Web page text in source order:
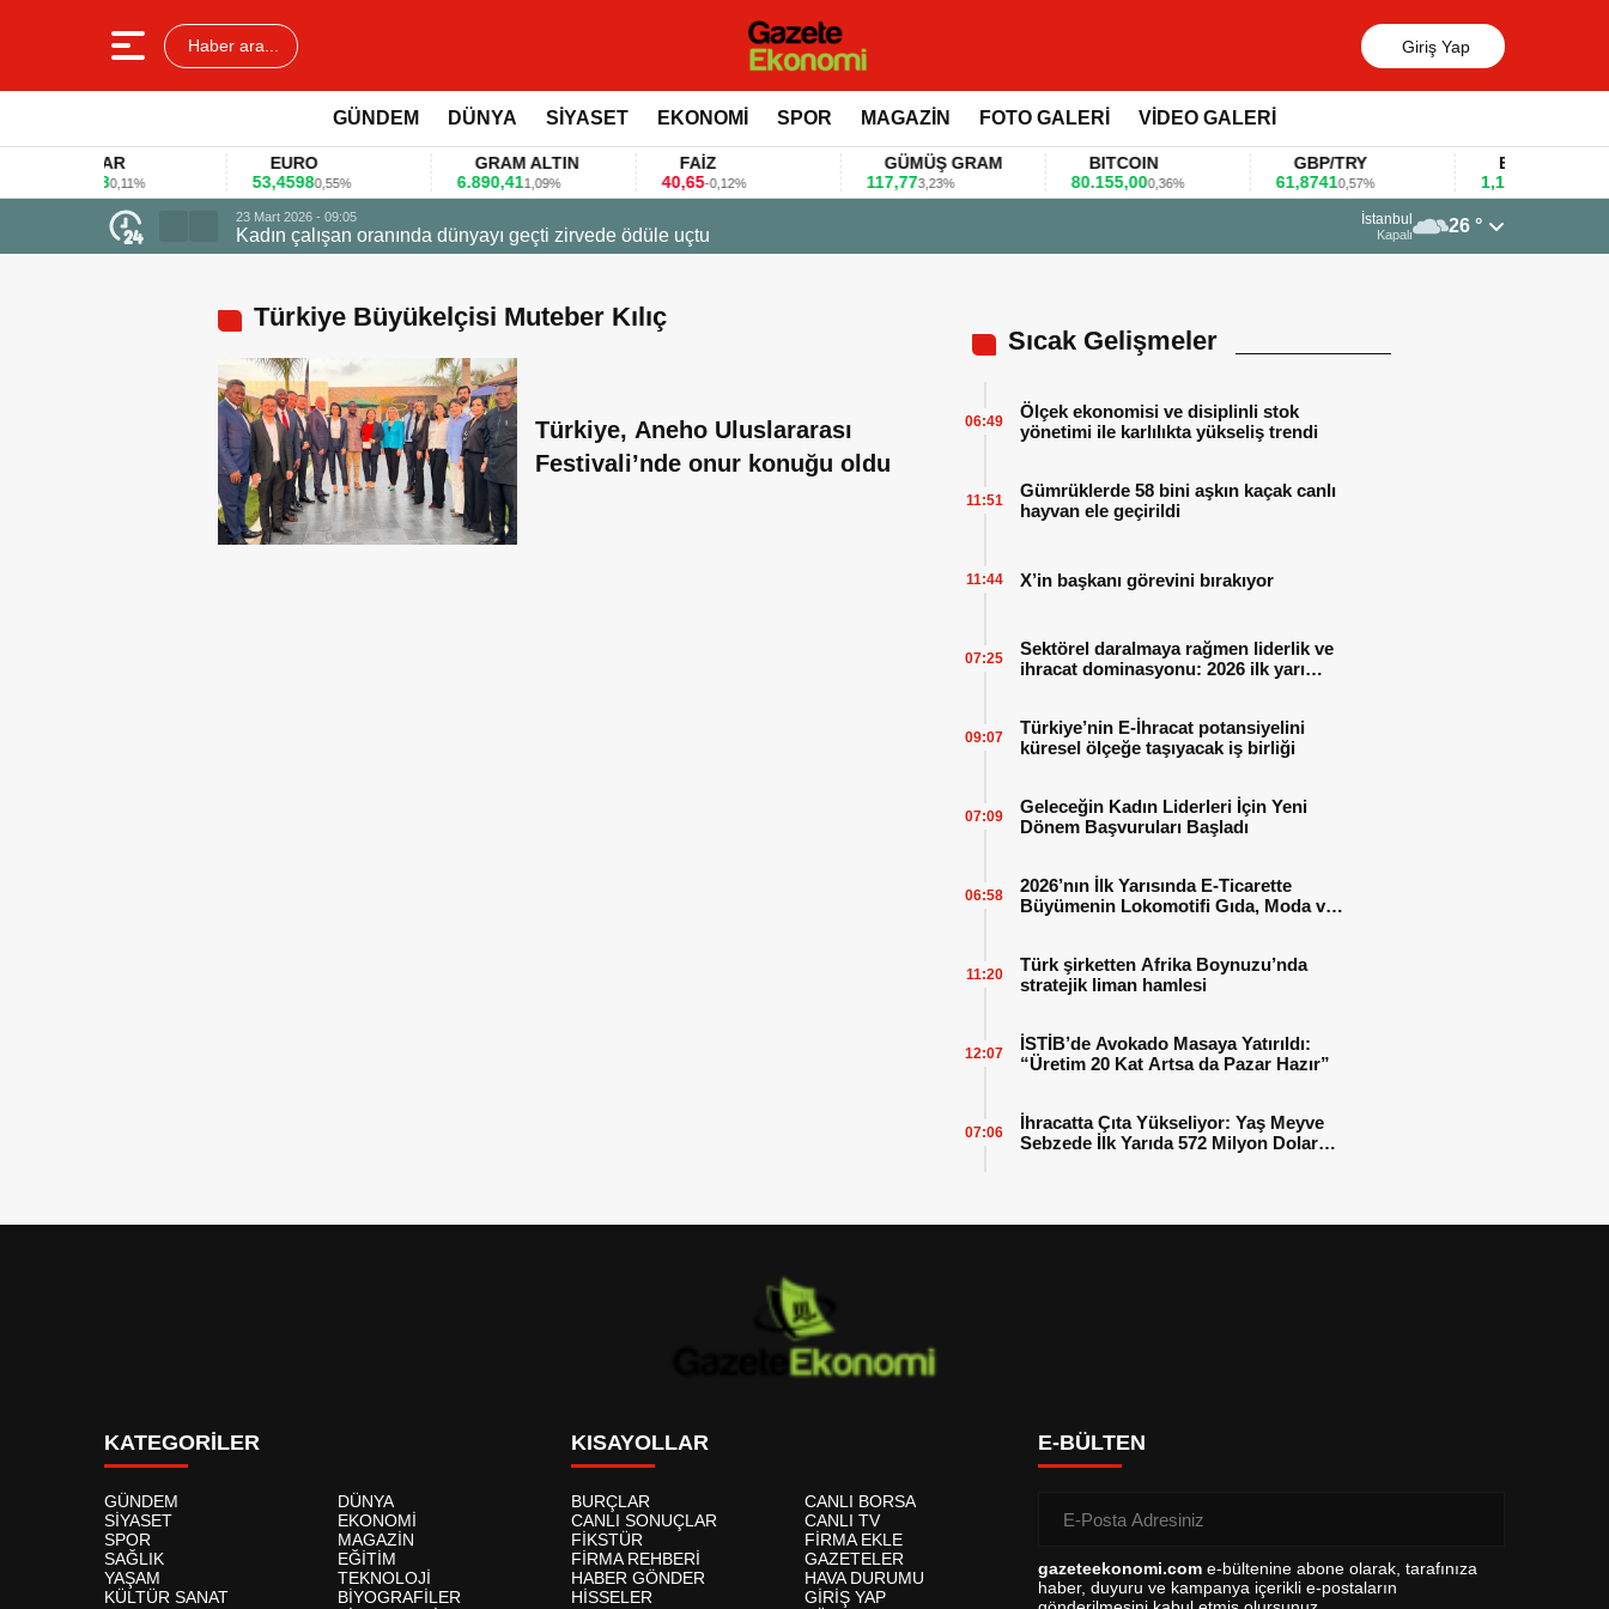
Haber ara... Giriş Yap
GÜNDEM DÜNYA SİYASET EKONOMİ SPOR MAGAZİN FOTO GALERİ VİDEO GALERİ
EURO
53,45980,55%
GRAM ALTIN
6.890,411,09%
40,65-0,12%
GÜMÜŞ GRAM
117,773,23%
BITCOIN
80.155,000,36%
GBP/TRY
61,87410,57%
EUR/USD
1,17810,47%
Firmalar gıda fuarlarını bu anket ile değerlendirdi
13 Mart 2026 - 06:55
Huawei
İstanbul
Kapalı 26 °
Türkiye Büyükelçisi Muteber Kılıç
Türkiye, Aneho Uluslararası
Festivali’nde onur konuğu oldu
Sıcak Gelişmeler
Ölçek ekonomisi ve disiplinli stok
yönetimi ile karlılıkta yükseliş trendi
06:49
Gümrüklerde 58 bini aşkın kaçak canlı
hayvan ele geçirildi
11:51
X’in başkanı görevini bırakıyor
11:44
Sektörel daralmaya rağmen liderlik ve
ihracat dominasyonu: 2026 ilk yarı
07:25
Türkiye’nin E-İhracat potansiyelini
küresel ölçeğe taşıyacak iş birliği
09:07
Geleceğin Kadın Liderleri İçin Yeni
Dönem Başvuruları Başladı
07:09
2026’nın İlk Yarısında E-Ticarette
Büyümenin Lokomotifi Gıda, Moda ve
06:58
Türk şirketten Afrika Boynuzu’nda
stratejik liman hamlesi
11:20
İSTİB’de Avokado Masaya Yatırıldı:
“Üretim 20 Kat Artsa da Pazar Hazır”
12:07
İhracatta Çıta Yükseliyor: Yaş Meyve
Sebzede İlk Yarıda 572 Milyon Dolar
07:06
KATEGORİLER
GÜNDEM
DÜNYA
SİYASET
EKONOMİ
SPOR
MAGAZİN
SAĞLIK
EĞİTİM
YAŞAM
TEKNOLOJİ
KÜLTÜR SANAT
BİYOGRAFİLER
KISAYOLLAR
BURÇLAR
CANLI BORSA
CANLI SONUÇLAR
CANLI TV
FİKSTÜR
FİRMA EKLE
FİRMA REHBERİ
GAZETELER
HABER GÖNDER
HAVA DURUMU
HİSSELER
GİRİŞ YAP
E-BÜLTEN
gazeteekonomi.com e-bültenine abone olarak, tarafınıza
haber, duyuru ve kampanya içerikli e-postaların